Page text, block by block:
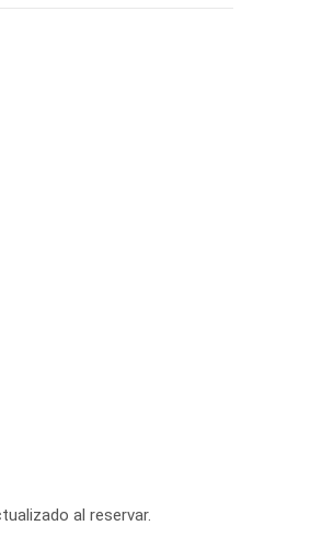
al reservar.